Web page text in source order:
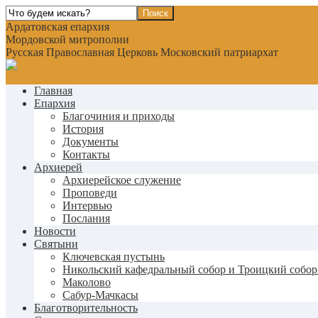
Ардатовская епархия
Мордовской митрополии
Русская Православная Церковь Московский патриархат
Главная
Епархия
Благочиния и приходы
История
Документы
Контакты
Архиерей
Архиерейское служение
Проповеди
Интервью
Послания
Новости
Святыни
Ключевская пустынь
Никольский кафедральный собор и Троицкий собор
Маколово
Сабур-Мачкасы
Благотворительность